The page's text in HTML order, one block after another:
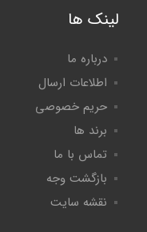
لینک ها
درباره ما
اطلاعات ارسال
حریم خصوصی
برند ها
تماس با ما
بازگشت وجه
نقشه سایت